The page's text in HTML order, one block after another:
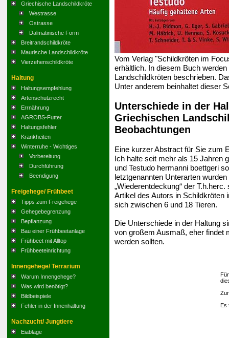
Griechische Landschildkröte
Westrasse
Ostrasse
Dalmatinische Form
Breitrandschildkröte
Maurische Landschildkröte
Vierzehenschildkröte
Haltung
Haltungsempfehlung
Artenschutzrecht
Errnährung
AGROBS-Futter
Haltungsfehler
Krankheiten
Winterruhe - Wichtiges
Vorbereitung
Durchführung
Beendigung
Freigehege/ Frühbeet
Tipps zum Freigehege
Gehegebegrenzung
Bepflanzung
Bau einer Frühbeetanlage
Frühbeet mit Alltop
Frühbeeteinrichtung
Innengehege/ Terrarium
Warum Innengehege?
Was wird benötigt?
Bildbeispiele
Fehler in der Innenhaltung
Nachzucht/ Jungtiere
Eiablage
Vom Verlag "Schildkröten im
erhältlich. In diesem Buch
Landschildkröten beschrieben.
Unter anderem beinhaltet dieser
Unterschiede in der
Griechischen
Beobachtungen
Eine kurzer Abstract für Sie zum
Ich halte seit mehr als 15 Jahren
und Testudo hermanni boettgeri
letztgenannten Unterarten
„Wiederentdeckung“ der
Artikel des Autors in Schildkröten
sich zwischen 6 und 18 Tieren.
Die Unterschiede in der Haltung
von großem Ausmaß, eher findet
werden sollten.
Es